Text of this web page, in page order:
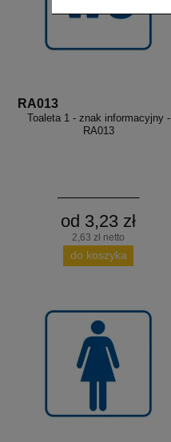
RA013
Toaleta 1 - znak informacyjny -
RA013
od 3,23 zł
2,63 zł netto
do koszyka